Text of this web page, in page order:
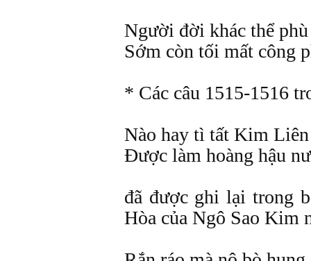
Người đời khác thể
Sớm còn tối mất công
* Các câu 1515-1516
Nào hay tì tất Kim Liên
Được làm hoàng hậu
đã được ghi lại trong
Hòa của Ngô Sao Kim